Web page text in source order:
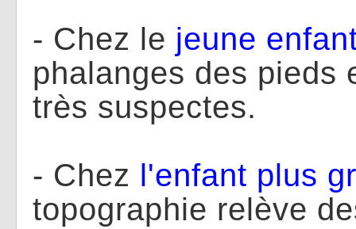
- Chez le jeune
phalanges des pieds
très suspectes.
- Chez l'enfant plus
topographie relève